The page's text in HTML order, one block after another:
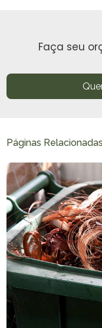
Faça seu
Páginas Relacionadas